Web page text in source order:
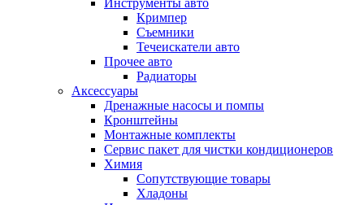
Инструменты авто
Кримпер
Съемники
Течеискатели авто
Прочее авто
Радиаторы
Аксессуары
Дренажные насосы и помпы
Кронштейны
Монтажные комплекты
Сервис пакет для чистки кондиционеров
Химия
Сопутствующие товары
Хладоны